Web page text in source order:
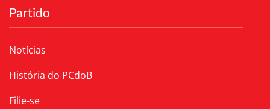
Partido
Notícias
História do PCdoB
Filie-se